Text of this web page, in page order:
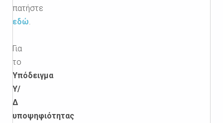
πατήστε
εδώ.
Για
το
Υπόδειγμα
Υ/
Δ
υποψηφιότητας